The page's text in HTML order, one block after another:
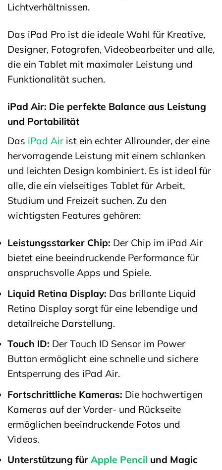
Lichtverhältnissen.
Das iPad Pro ist die ideale Wahl für Kreative,
Designer, Fotografen, Videobearbeiter und alle,
die ein Tablet mit maximaler Leistung und
Funktionalität suchen.
iPad Air: Die perfekte Balance aus Leistung
und Portabilität
Das iPad Air ist ein echter Allrounder, der eine
hervorragende Leistung mit einem schlanken
und leichten Design kombiniert. Es ist ideal für
alle, die ein vielseitiges Tablet für Arbeit,
Studium und Freizeit suchen. Zu den
wichtigsten Features gehören:
Leistungsstarker Chip: Der Chip im iPad Air
bietet eine beeindruckende Performance für
anspruchsvolle Apps und Spiele.
Liquid Retina Display: Das brillante Liquid
Retina Display sorgt für eine lebendige und
detailreiche Darstellung.
Touch ID: Der Touch ID Sensor im Power
Button ermöglicht eine schnelle und sichere
Entsperrung des iPad Air.
Fortschrittliche Kameras: Die hochwertigen
Kameras auf der Vorder- und Rückseite
ermöglichen beeindruckende Fotos und
Videos.
Unterstützung für Apple Pencil und Magic